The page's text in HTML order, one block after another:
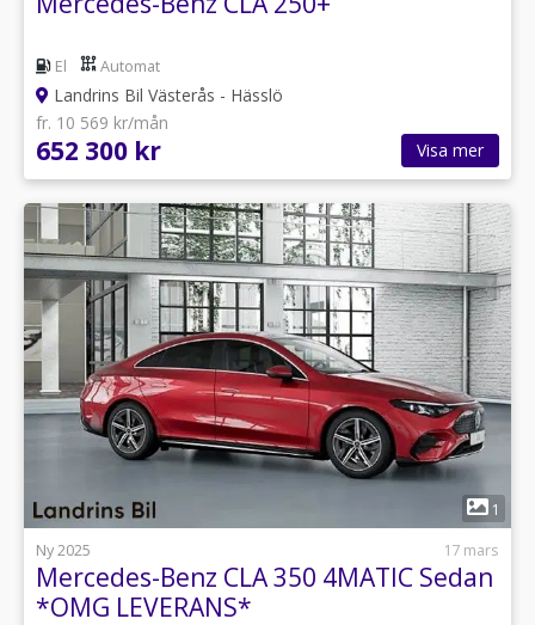
El Automat
Landrins Bil Västerås - Hässlö
fr. 10 569 kr/mån
652 300 kr Visa mer
1
Ny 2025
17 mars
Mercedes-Benz CLA 350 4MATIC Sedan
*OMG LEVERANS*